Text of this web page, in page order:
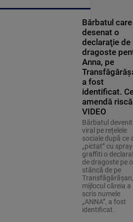
Bărbatul
desenat o
declaraţie de
dragoste
Anna, pe
a fost
identificat.
amendă
VIDEO
Bărbatul devenit
viral pe rețelele
sociale după ce
„pictat” cu spray
graffiti o
de dragoste pe o
stâncă de pe
mijlocul căreia a
scris numele
„ANNA”, a fost
identificat.